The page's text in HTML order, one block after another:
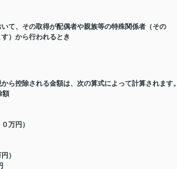
て、その取得が配偶者や親族等の特殊関係者（その
）から行われるとき
ら控除される金額は、次の算式によって計算されます。
額
万円）
）